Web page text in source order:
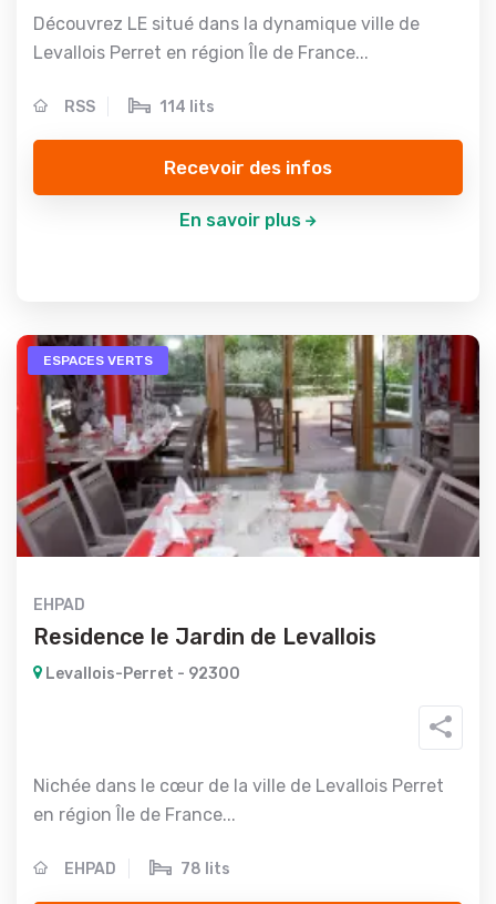
Découvrez LE situé dans la dynamique ville de
Levallois Perret en région Île de France...
RSS 114 lits
Recevoir des infos
En savoir plus
ESPACES VERTS
EHPAD
Residence le Jardin de Levallois
Levallois-Perret - 92300
Nichée dans le cœur de la ville de Levallois Perret
en région Île de France...
EHPAD 78 lits